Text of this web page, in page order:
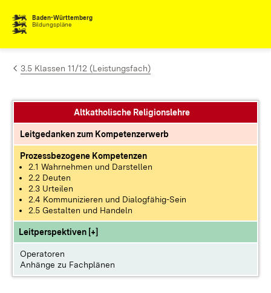
Zum Inhalt springen
Baden-Württemberg
Bildungspläne
3.5 Klassen 11/12 (Leistungsfach)
Altkatholische Religionslehre
Leitgedanken zum Kompetenzerwerb
Prozessbezogene Kompetenzen
2.1 Wahrnehmen und Darstellen
2.2 Deuten
2.3 Urteilen
2.4 Kommunizieren und Dialogfähig-Sein
2.5 Gestalten und Handeln
Leitperspektiven [+]
Operatoren
Anhänge zu Fachplänen